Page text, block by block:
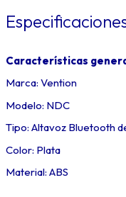
Características
Marca: Vention
Modelo: NDC
Tipo: Altavoz Bluetooth
Color: Plata
Material: ABS